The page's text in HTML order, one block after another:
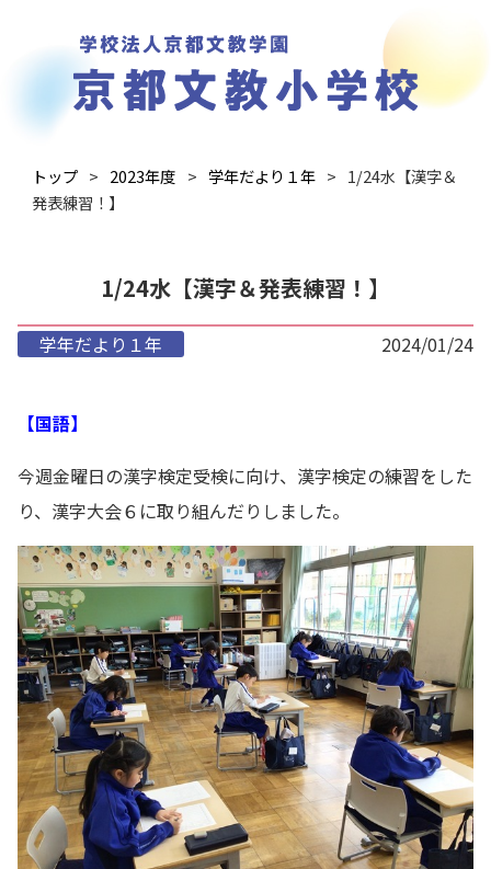
トップ 2023年度 学年だより１年
1/24水【漢字＆
発表練習！】
1/24水【漢字＆発表練習！】
学年だより１年 2024/01/24
【国語】
今週金曜日の漢字検定受検に向け、漢字検定の練習をした
り、漢字大会６に取り組んだりしました。